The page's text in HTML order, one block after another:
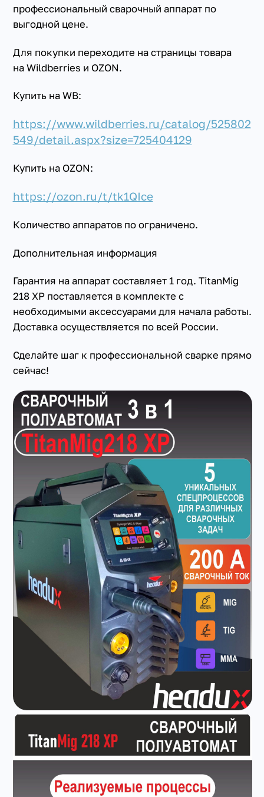
профессиональный сварочный аппарат по
выгодной цене.
Для покупки переходите на страницы товара
на Wildberries и OZON.
Купить на WB:
https://www.wildberries.ru/catalog/525802
549/detail.aspx?size=725404129
Купить на OZON:
https://ozon.ru/t/tk1QIce
Количество аппаратов по ограничено.
Дополнительная информация
Гарантия на аппарат составляет 1 год. TitanMig
218 XP поставляется в комплекте с
необходимыми аксессуарами для начала работы.
Доставка осуществляется по всей России.
Сделайте шаг к профессиональной сварке прямо
сейчас!